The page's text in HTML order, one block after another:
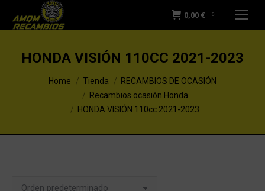
0,00 € 0
HONDA VISIÓN 110CC 2021-2023
You are here:Home Tienda
RECAMBIOS DE OCASIÓN
Recambios ocasión Honda
HONDA VISIÓN 110cc 2021-2023